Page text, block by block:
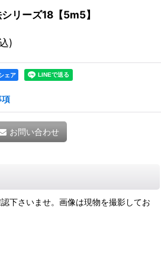
リーズ18【5m5】
)
ェア
項
お問い合わせ
下さいませ。画像は現物を撮影してお